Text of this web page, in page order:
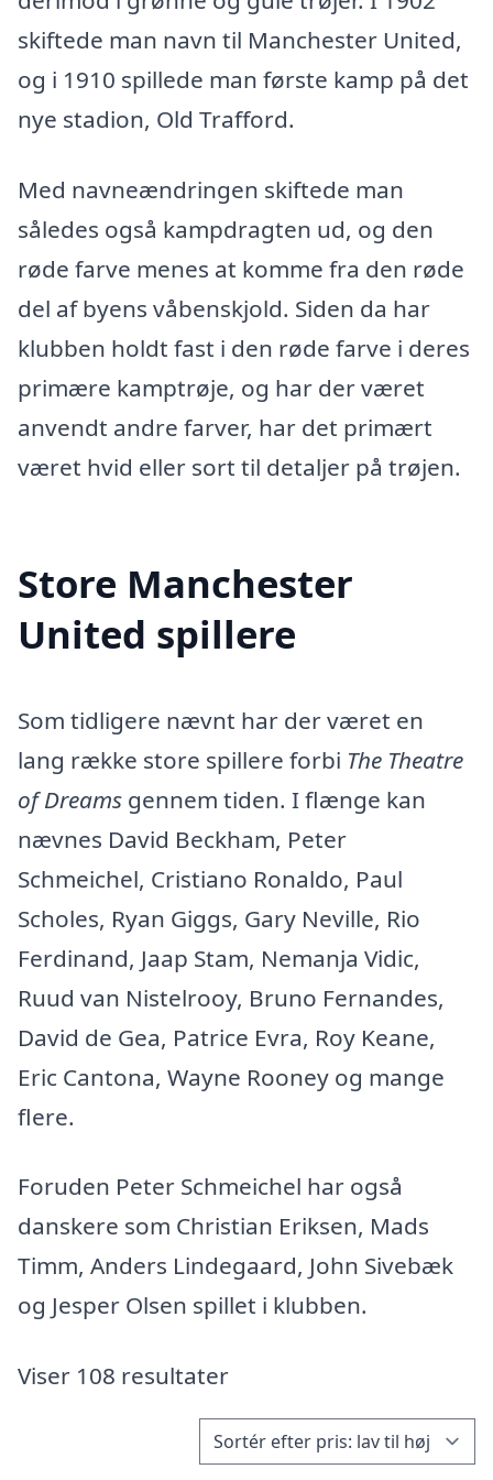
skiftede man navn til Manchester United,
og i 1910 spillede man første kamp på det
nye stadion, Old Trafford.
Med navneændringen skiftede man
således også kampdragten ud, og den
røde farve menes at komme fra den røde
del af byens våbenskjold. Siden da har
klubben holdt fast i den røde farve i deres
primære kamptrøje, og har der været
anvendt andre farver, har det primært
været hvid eller sort til detaljer på trøjen.
Store Manchester
United spillere
Som tidligere nævnt har der været en
lang række store spillere forbi The Theatre
of Dreams gennem tiden. I flænge kan
nævnes David Beckham, Peter
Schmeichel, Cristiano Ronaldo, Paul
Scholes, Ryan Giggs, Gary Neville, Rio
Ferdinand, Jaap Stam, Nemanja Vidic,
Ruud van Nistelrooy, Bruno Fernandes,
David de Gea, Patrice Evra, Roy Keane,
Eric Cantona, Wayne Rooney og mange
flere.
Foruden Peter Schmeichel har også
danskere som Christian Eriksen, Mads
Timm, Anders Lindegaard, John Sivebæk
og Jesper Olsen spillet i klubben.
Viser 108 resultater